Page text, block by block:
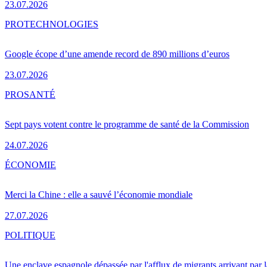
23.07.2026
Google écope d’une amende record de 890 millions d’euros
23.07.2026
PROTECHNOLOGIES
Sept pays votent contre le programme de santé de la Commission
24.07.2026
PROSANTÉ
Merci la Chine : elle a sauvé l’économie mondiale
27.07.2026
ÉCONOMIE
Une enclave espagnole dépassée par l'afflux de migrants arrivant par
POLITIQUE